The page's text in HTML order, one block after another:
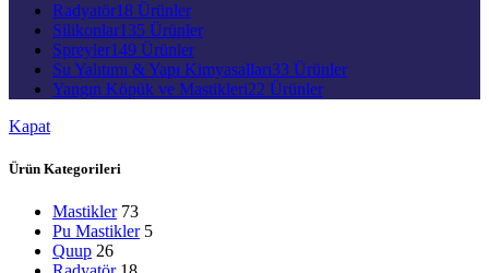
Radyatör18 Ürünler
Silikonlar135 Ürünler
Spreyler149 Ürünler
Su Yalıtımı & Yapı Kimyasalları33 Ürünler
Yangın Köpük ve Mastikleri22 Ürünler
Kapat
Ürün Kategorileri
Mastikler 73
Pu Mastikler 5
Quup 26